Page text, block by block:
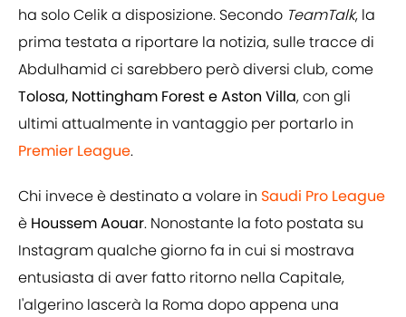
ha solo Celik a disposizione. Secondo TeamTalk, la
prima testata a riportare la notizia, sulle tracce di
Abdulhamid ci sarebbero però diversi club, come
Tolosa, Nottingham Forest e Aston Villa, con gli
ultimi attualmente in vantaggio per portarlo in
Premier League.
Chi invece è destinato a volare in Saudi Pro League
è Houssem Aouar. Nonostante la foto postata su
Instagram qualche giorno fa in cui si mostrava
entusiasta di aver fatto ritorno nella Capitale,
l'algerino lascerà la Roma dopo appena una